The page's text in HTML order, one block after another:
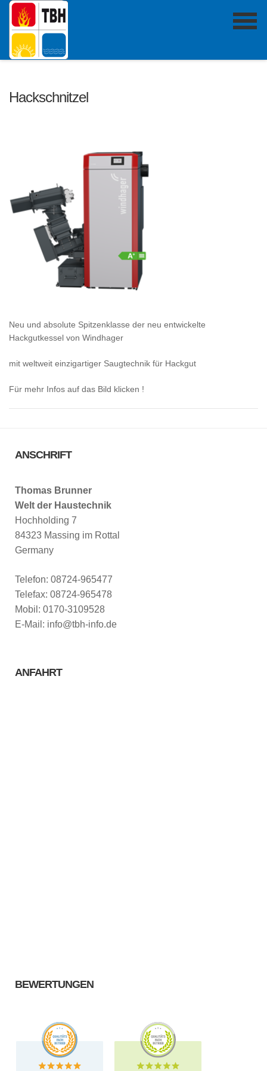
Hackschnitzel
Neu und absolute Spitzenklasse der neu entwickelte
Hackgutkessel von Windhager
mit weltweit einzigartiger Saugtechnik für Hackgut
Für mehr Infos auf das Bild klicken !
ANSCHRIFT
Thomas Brunner
Welt der Haustechnik
Hochholding 7
84323 Massing im Rottal
Germany
Telefon: 08724-965477
Telefax: 08724-965478
Mobil: 0170-3109528
E-Mail: info@tbh-info.de
ANFAHRT
BEWERTUNGEN